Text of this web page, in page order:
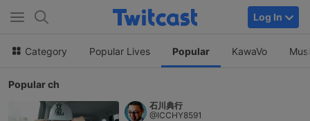
Log In
Category Popular Lives Popular KawaVo
Popular ch
石川典行
@ICCHY8591